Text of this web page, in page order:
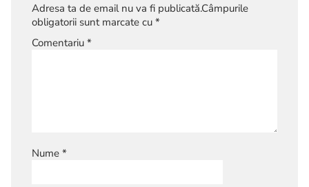
Adresa ta de email nu va fi publicată.Câmpurile
obligatorii sunt marcate cu *
Comentariu *
Nume *